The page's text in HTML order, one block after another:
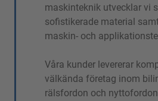
maskinteknik utvecklar vi
sofistikerade material
maskin- och
Våra kunder levererar
välkända företag inom
rälsfordon och